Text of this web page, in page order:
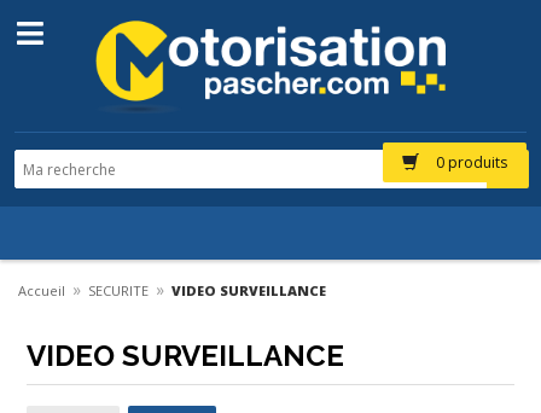
0 produits
Accueil » SECURITE » VIDEO SURVEILLANCE
VIDEO SURVEILLANCE